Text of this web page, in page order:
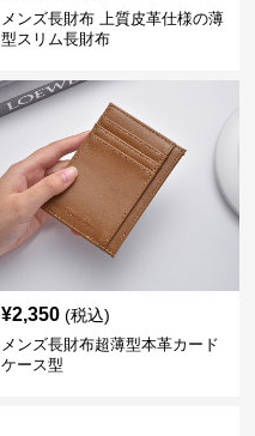
メンズ長財布 上質皮革仕様の薄
型スリム長財布
¥2,350 (税込)
メンズ長財布超薄型本革カード
ケース型